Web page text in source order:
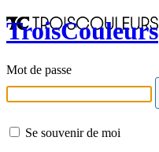
TroisCouleurs
Mot de passe
Se souvenir de moi